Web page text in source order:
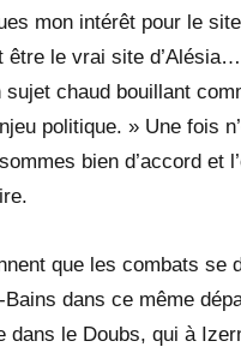
mon intérêt pour le
être le vrai site
sujet chaud bouillant
politique. » Une fois
bien d’accord et
que les combats se
dans ce même
dans le Doubs, qui à